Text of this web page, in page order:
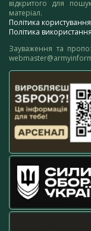
відкритого для
матеріал.
Політика
Політика
Зауваження та